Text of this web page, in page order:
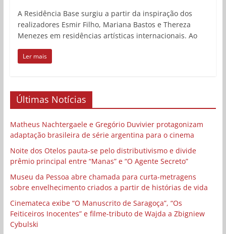
A Residência Base surgiu a partir da inspiração dos
realizadores Esmir Filho, Mariana Bastos e Thereza
Menezes em residências artísticas internacionais. Ao
Ler mais
Últimas Notícias
Matheus Nachtergaele e Gregório Duvivier protagonizam
adaptação brasileira de série argentina para o cinema
Noite dos Otelos pauta-se pelo distributivismo e divide
prêmio principal entre “Manas” e “O Agente Secreto”
Museu da Pessoa abre chamada para curta-metragens
sobre envelhecimento criados a partir de histórias de vida
Cinemateca exibe “O Manuscrito de Saragoça”, “Os
Feiticeiros Inocentes” e filme-tributo de Wajda a Zbigniew
Cybulski